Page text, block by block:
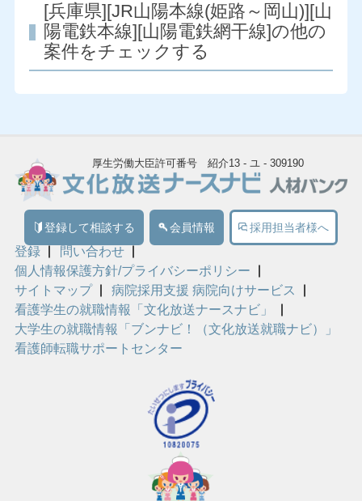
[兵庫県][JR山陽本線(姫路～岡山)][山
陽電鉄本線][山陽電鉄網干線]の他の
案件をチェックする
厚生労働大臣許可番号 紹介13 - ユ - 309190
登録して相談する 会員情報 採用担当者様へ
登録
問い合わせ
個人情報保護方針/プライバシーポリシー
サイトマップ
病院採用支援 病院向けサービス
看護学生の就職情報「文化放送ナースナビ」
大学生の就職情報「ブンナビ！（文化放送就職ナビ）」
看護師転職サポートセンター